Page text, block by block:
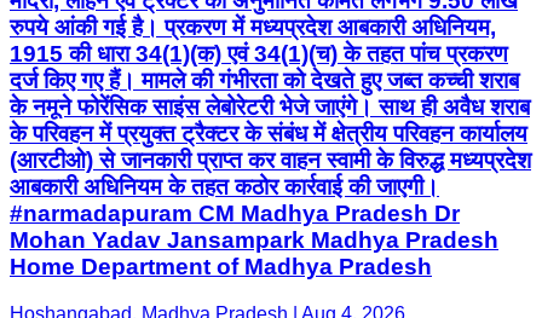
रुपये आंकी गई है। प्रकरण में मध्यप्रदेश आबकारी अधिनियम,
1915 की धारा 34(1)(क) एवं 34(1)(च) के तहत पांच प्रकरण
दर्ज किए गए हैं। मामले की गंभीरता को देखते हुए जब्त कच्ची शराब
के नमूने फोरेंसिक साइंस लेबोरेटरी भेजे जाएंगे। साथ ही अवैध शराब
के परिवहन में प्रयुक्त ट्रैक्टर के संबंध में क्षेत्रीय परिवहन कार्यालय
(आरटीओ) से जानकारी प्राप्त कर वाहन स्वामी के विरुद्ध मध्यप्रदेश
आबकारी अधिनियम के तहत कठोर कार्रवाई की जाएगी।
#narmadapuram CM Madhya Pradesh Dr
Mohan Yadav Jansampark Madhya Pradesh
Home Department of Madhya Pradesh
Hoshangabad, Madhya Pradesh | Aug 4, 2026